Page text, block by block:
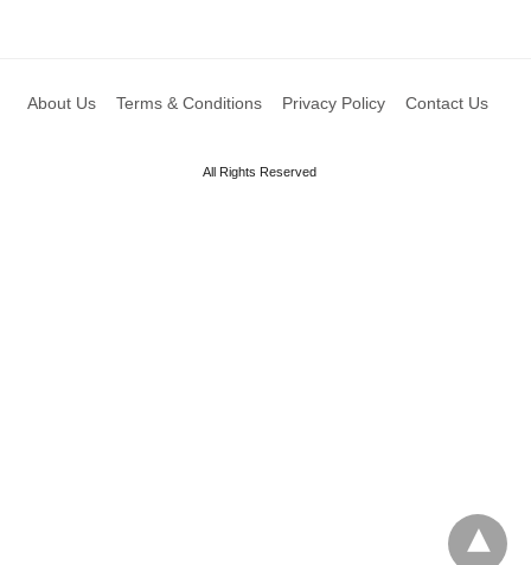
About Us Terms & Conditions Privacy Policy Contact Us
All Rights Reserved